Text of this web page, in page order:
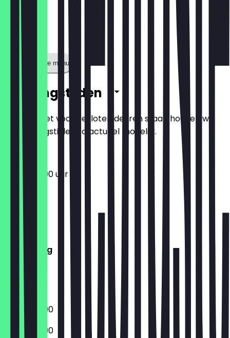
Toon volledige menu
Openingstijden
Zodat je niet voor gesloten deuren staat, houden we
de openingstijden zo actueel mogelijk.
17:00 - 22:00 uur
Dinsdag
Woensdag
Donderdag
Zaterdag
Zondag
17:00 - 22:00
17:00 - 22:00